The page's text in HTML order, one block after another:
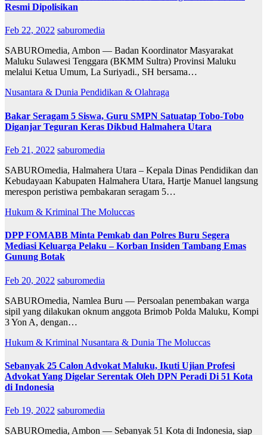
Resmi Dipolisikan
Feb 22, 2022 saburomedia
SABUROmedia, Ambon — Badan Koordinator Masyarakat
Maluku Sulawesi Tenggara (BKMM Sultra) Provinsi Maluku
melalui Ketua Umum, La Suriyadi., SH bersama…
Nusantara & Dunia Pendidikan & Olahraga
Bakar Seragam 5 Siswa, Guru SMPN Satuatap Tobo-Tobo
Diganjar Teguran Keras Dikbud Halmahera Utara
Feb 21, 2022 saburomedia
SABUROmedia, Halmahera Utara – Kepala Dinas Pendidikan dan
Kebudayaan Kabupaten Halmahera Utara, Hartje Manuel langsung
merespon peristiwa pembakaran seragam 5…
Hukum & Kriminal The Moluccas
DPP FOMABB Minta Pemkab dan Polres Buru Segera
Mediasi Keluarga Pelaku – Korban Insiden Tambang Emas
Gunung Botak
Feb 20, 2022 saburomedia
SABUROmedia, Namlea Buru — Persoalan penembakan warga
sipil yang dilakukan oknum anggota Brimob Polda Maluku, Kompi
3 Yon A, dengan…
Hukum & Kriminal Nusantara & Dunia The Moluccas
Sebanyak 25 Calon Advokat Maluku, Ikuti Ujian Profesi
Advokat Yang Digelar Serentak Oleh DPN Peradi Di 51 Kota
di Indonesia
Feb 19, 2022 saburomedia
SABUROmedia, Ambon — Sebanyak 51 Kota di Indonesia, siap